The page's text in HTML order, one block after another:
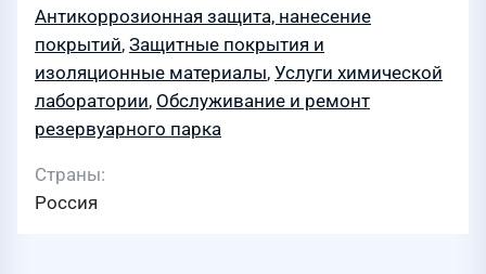
Антикоррозионная защита, нанесение
покрытий, Защитные покрытия и
изоляционные материалы, Услуги химической
лаборатории, Обслуживание и ремонт
резервуарного парка
Страны
Россия